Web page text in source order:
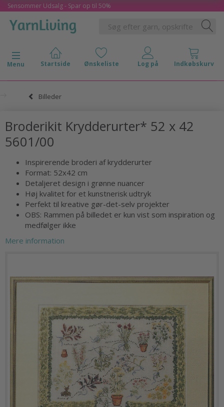
Sensommer Udsalg - Spar op til 50%
Skifte navigation
Menu
Billeder
Broderikit Krydderurter* 52 x 42
5601/00
Inspirerende broderi af krydderurter
Format: 52x42 cm
Detaljeret design i grønne nuancer
Høj kvalitet for et kunstnerisk udtryk
Perfekt til kreative gør-det-selv projekter
OBS: Rammen på billedet er kun vist som inspiration og
medfølger ikke
Mere information